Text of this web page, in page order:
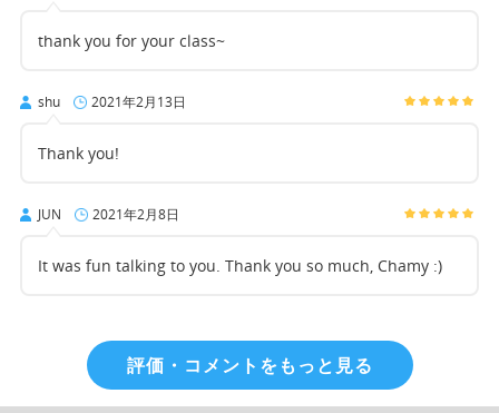
thank you for your class~
shu 2021年2月13日
Thank you!
JUN 2021年2月8日
It was fun talking to you. Thank you so much, Chamy :)
評価・コメントをもっと見る